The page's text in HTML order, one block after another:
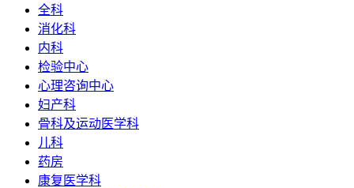
全科
消化科
内科
检验中心
心理咨询中心
妇产科
骨科及运动医学科
儿科
药房
康复医学科